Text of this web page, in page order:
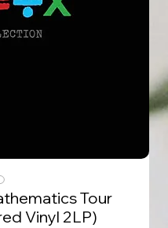
Tour
Vinyl 2LP)